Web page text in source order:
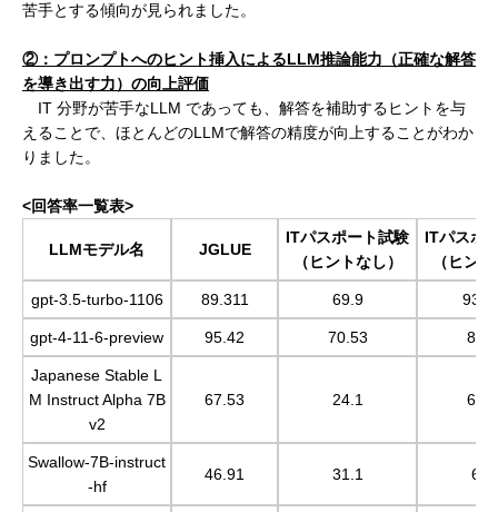
苦手とする傾向が見られました。
②：プロンプトへのヒント挿入によるLLM推論能力（正確な解答
を導き出す力）の向上評価
IT 分野が苦手なLLM であっても、解答を補助するヒントを与
えることで、ほとんどのLLMで解答の精度が向上することがわか
りました。
<回答率一覧表>
LLMモデル名 JGLUE
ITパスポート試験
（ヒントなし）
ITパスポ
（ヒン
gpt-3.5-turbo-1106 89.311 69.9
gpt-4-11-6-preview 95.42 70.53
Japanese Stable L
M Instruct Alpha 7B
v2
67.53 24.1
Swallow-7B-instruct
-hf
46.91 31.1